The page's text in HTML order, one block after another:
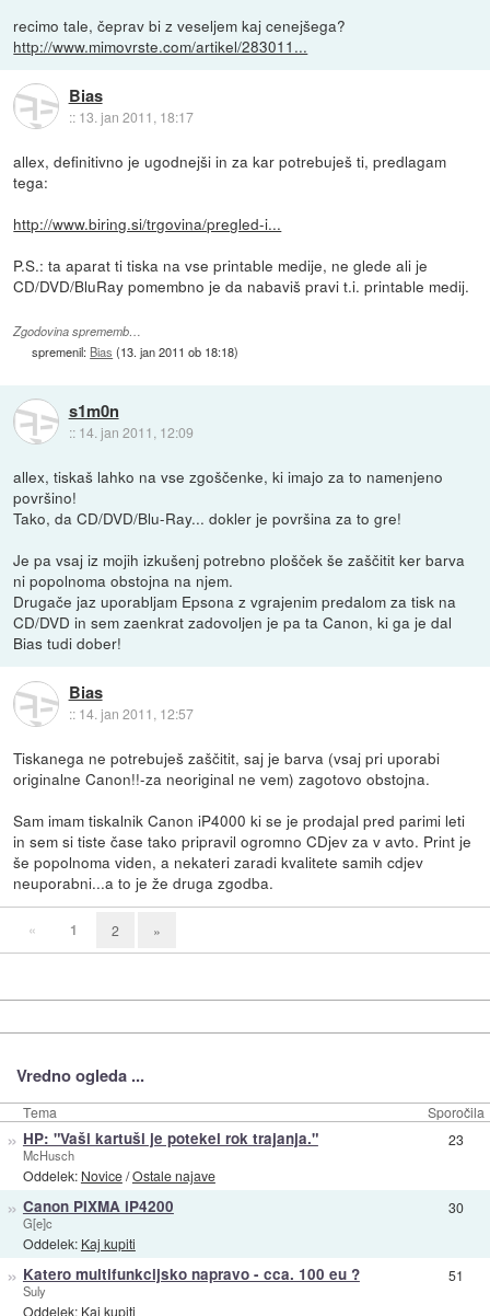
recimo tale, čeprav bi z veseljem kaj cenejšega?
http://www.mimovrste.com/artikel/283011...
Bias
:: 13. jan 2011, 18:17
allex, definitivno je ugodnejši in za kar potrebuješ ti, predlagam
tega:
http://www.biring.si/trgovina/pregled-i...
P.S.: ta aparat ti tiska na vse printable medije, ne glede ali je
CD/DVD/BluRay pomembno je da nabaviš pravi t.i. printable medij.
Zgodovina sprememb…
spremenil: Bias (13. jan 2011 ob 18:18)
s1m0n
:: 14. jan 2011, 12:09
allex, tiskaš lahko na vse zgoščenke, ki imajo za to namenjeno
površino!
Tako, da CD/DVD/Blu-Ray... dokler je površina za to gre!
Je pa vsaj iz mojih izkušenj potrebno plošček še zaščitit ker barva
ni popolnoma obstojna na njem.
Drugače jaz uporabljam Epsona z vgrajenim predalom za tisk na
CD/DVD in sem zaenkrat zadovoljen je pa ta Canon, ki ga je dal
Bias tudi dober!
Bias
:: 14. jan 2011, 12:57
Tiskanega ne potrebuješ zaščitit, saj je barva (vsaj pri uporabi
originalne Canon!!-za neoriginal ne vem) zagotovo obstojna.
Sam imam tiskalnik Canon iP4000 ki se je prodajal pred parimi leti
in sem si tiste čase tako pripravil ogromno CDjev za v avto. Print je
še popolnoma viden, a nekateri zaradi kvalitete samih cdjev
neuporabni...a to je že druga zgodba.
« 1 2 »
Vredno ogleda ...
Tema Sporočila
» HP: "Vaši kartuši je potekel rok trajanja."
McHusch
Oddelek: Novice/Ostale najave
23
» Canon PIXMA iP4200
G[e]c
Oddelek: Kaj kupiti
30
» Katero multifunkcijsko napravo - cca. 100 eu ?
Suly
Oddelek: Kaj kupiti
51